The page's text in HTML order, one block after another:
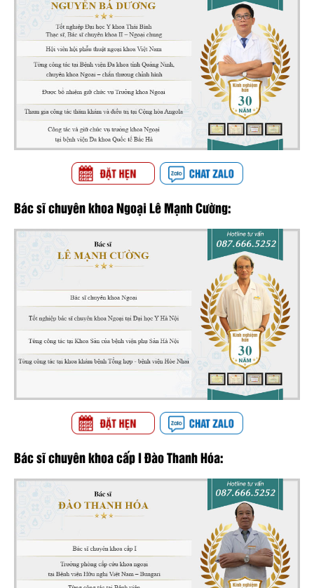
Bác sĩ chuyên khoa Ngoại Lê Mạnh Cường:
Bác sĩ chuyên khoa cấp I Đào Thanh Hóa: